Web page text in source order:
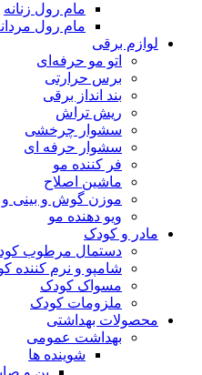
مام رول زنانه
مام رول مردانه
لوازم برقی
اتو مو حرفه‌ای
برس حرارتی
بند انداز برقی
ریش تراش
سشوار چرخشی
سشوار حرفه ای
فر کننده‌ مو
ماشین اصلاح
موزن گوش و بینی و ابرو
ویو دهنده مو
مادر و کودک
دستمال مرطوب کودک
شامپو و نرم کننده کودک
مسواک کودک
ملزومات کودک
محصولات بهداشتی
بهداشت عمومی
شوینده ها
پن و صابون